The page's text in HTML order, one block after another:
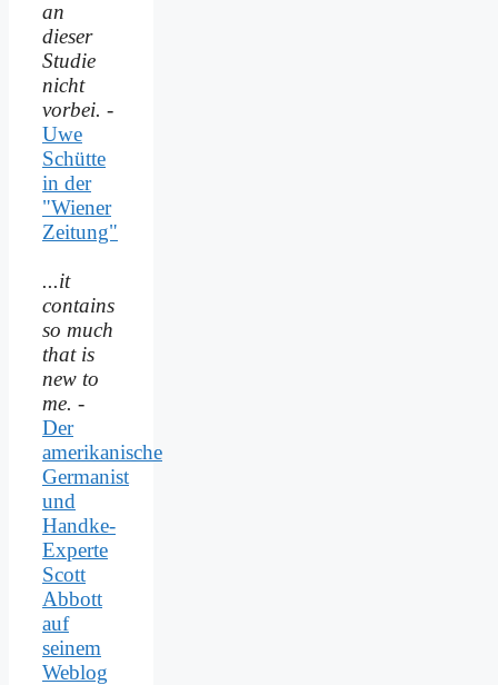
an
dieser
Studie
nicht
vorbei. -
Uwe
Schütte
in der
"Wiener
Zeitung"
...it
contains
so much
that is
new to
me. -
Der
amerikanische
Germanist
und
Handke-
Experte
Scott
Abbott
auf
seinem
Weblog